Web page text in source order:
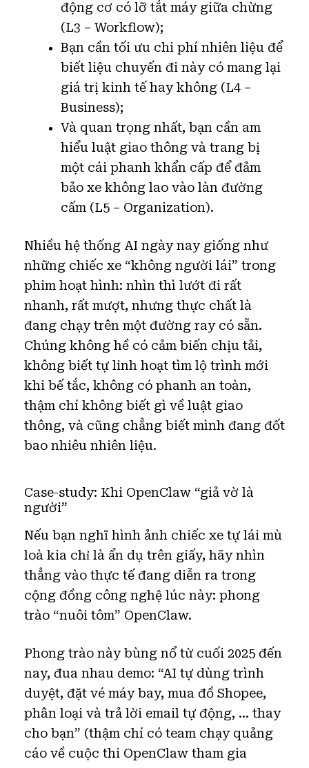
động cơ có lỡ tắt máy giữa chừng
(L3 – Workflow);
Bạn cần tối ưu chi phí nhiên liệu để
biết liệu chuyến đi này có mang lại
giá trị kinh tế hay không (L4 –
Business);
Và quan trọng nhất, bạn cần am
hiểu luật giao thông và trang bị
một cái phanh khẩn cấp để đảm
bảo xe không lao vào làn đường
cấm (L5 – Organization).
Nhiều hệ thống AI ngày nay giống như
những chiếc xe “không người lái” trong
phim hoạt hình: nhìn thì lướt đi rất
nhanh, rất mượt, nhưng thực chất là
đang chạy trên một đường ray có sẵn.
Chúng không hề có cảm biến chịu tải,
không biết tự linh hoạt tìm lộ trình mới
khi bế tắc, không có phanh an toàn,
thậm chí không biết gì về luật giao
thông, và cũng chẳng biết mình đang đốt
bao nhiêu nhiên liệu.
Case-study: Khi OpenClaw “giả vờ là
người”
Nếu bạn nghĩ hình ảnh chiếc xe tự lái mù
loà kia chỉ là ẩn dụ trên giấy, hãy nhìn
thẳng vào thực tế đang diễn ra trong
cộng đồng công nghệ lúc này: phong
trào “nuôi tôm” OpenClaw.
Phong trào này bùng nổ từ cuối 2025 đến
nay, đua nhau demo: “AI tự dùng trình
duyệt, đặt vé máy bay, mua đồ Shopee,
phân loại và trả lời email tự động, … thay
cho bạn” (thậm chí có team chạy quảng
cáo về cuộc thi OpenClaw tham gia